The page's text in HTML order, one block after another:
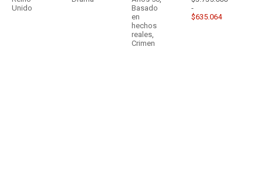
Unido
Basado
en
hechos
reales,
Crimen
-
$635.064